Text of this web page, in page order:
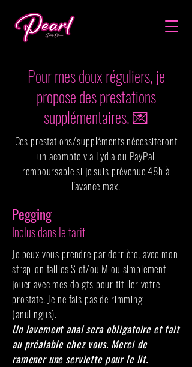
Pour mes doux réguliers, je
propose des prestations
supplémentaires. 💌
Ces prestations/suppléments nécessiteront
un acompte via Lydia ou PayPal
remboursable si je suis prévenue 48h à
l'avance max.
Pegging
Inclus dans le tarif
Je peux vous prendre par derrière, avec mon
strap-on tailles S et/ou M ou simplement
jouer avec mes doigts pour titiller votre
prostate. Je ne fais pas de rimming
(anulingus).
Un lavement anal sera obligatoire et fait
au préalable chez vous. Merci de
ramener une serviette pour le lit.